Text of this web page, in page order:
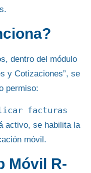
.
, dentro del módulo
y Cotizaciones”, se
permiso:
facturas
activo, se habilita la
móvil.
Móvil R-